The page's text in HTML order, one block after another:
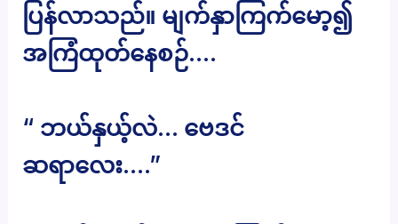
ပြန်လာသည်။ မျက်နှာကြက်မော့၍
အကြံထုတ်နေစဉ်….
“ ဘယ်နှယ့်လဲ… ဗေဒင်
ဆရာလေး….”